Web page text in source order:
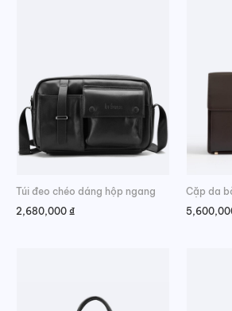
Túi đeo chéo dáng hộp ngang
2,680,000 ₫